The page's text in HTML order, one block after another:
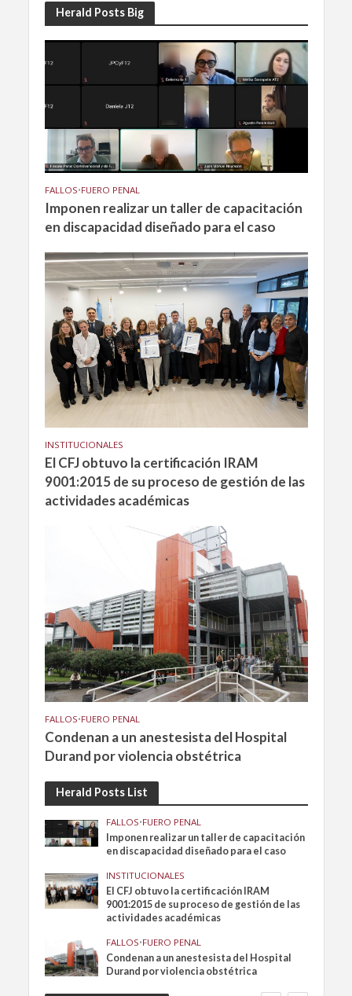
Herald Posts Big
FALLOS•FUERO PENAL
Imponen realizar un taller de capacitación
en discapacidad diseñado para el caso
INSTITUCIONALES
El CFJ obtuvo la certificación IRAM
9001:2015 de su proceso de gestión de las
actividades académicas
FALLOS•FUERO PENAL
Condenan a un anestesista del Hospital
Durand por violencia obstétrica
Herald Posts List
FALLOS•FUERO PENAL
Imponen realizar un taller de capacitación
en discapacidad diseñado para el caso
INSTITUCIONALES
El CFJ obtuvo la certificación IRAM
9001:2015 de su proceso de gestión de las
actividades académicas
FALLOS•FUERO PENAL
Condenan a un anestesista del Hospital
Durand por violencia obstétrica